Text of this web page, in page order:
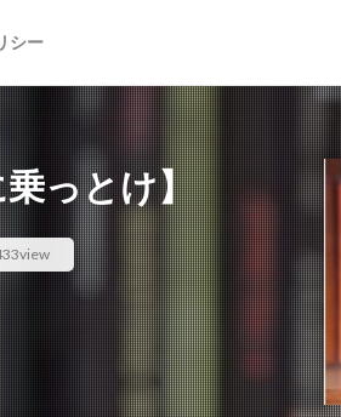
シー
っとけ】